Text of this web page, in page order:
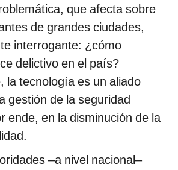
que afecta sobre
de grandes ciudades,
interrogante: ¿cómo
delictivo en el país?
la tecnología es un aliado
gestión de la seguridad
ende, en la disminución de la
–a nivel nacional–